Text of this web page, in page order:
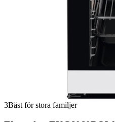
3Bäst för stora familjer